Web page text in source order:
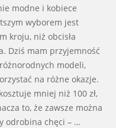
modne i kobiece
wyborem jest
kroju, niż obcisła
Dziś mam przyjemność
modeli,
na różne okazje.
mniej niż 100 zł,
to, że zawsze można
odrobina chęci – …